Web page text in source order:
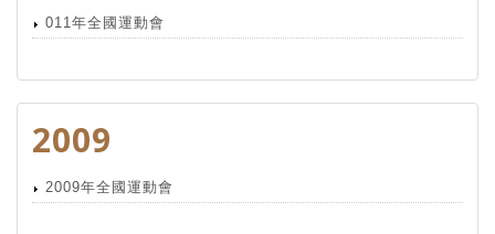
011年全國運動會
2009
2009年全國運動會